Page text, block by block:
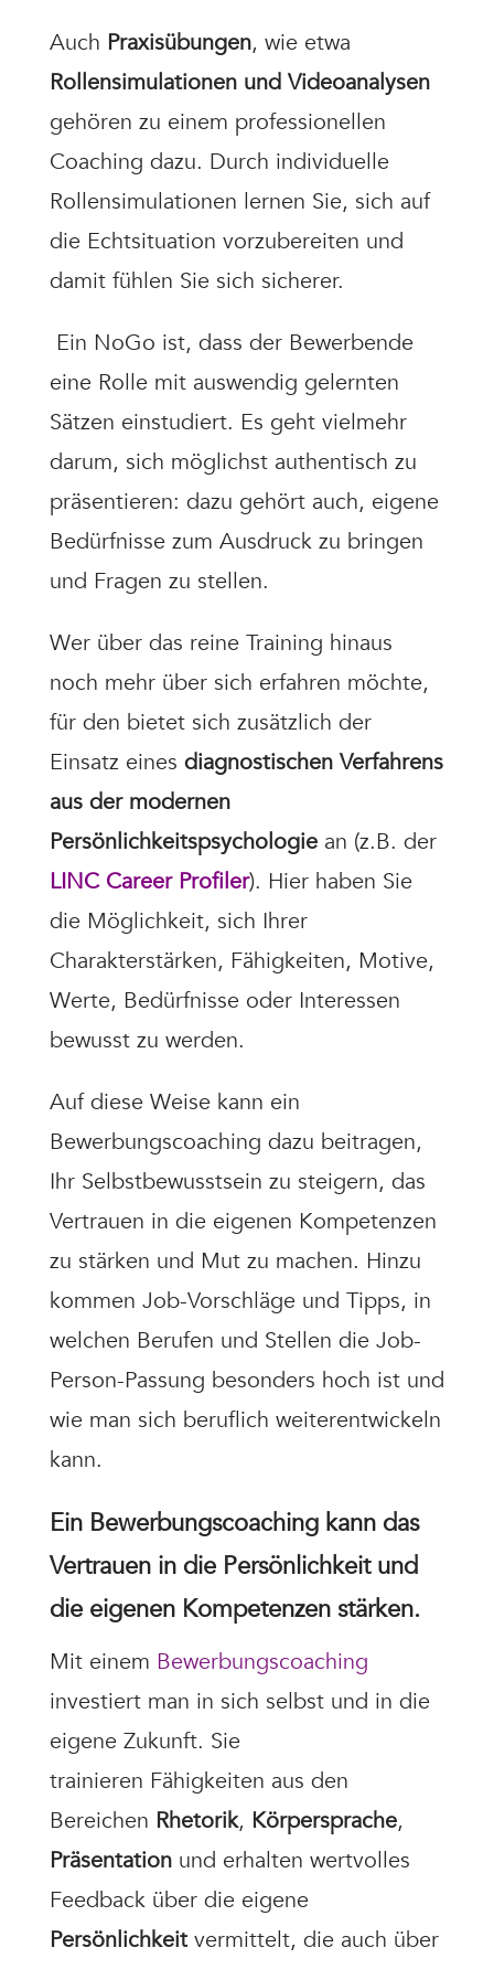
Auch Praxisübungen, wie etwa
Rollensimulationen und Videoanalysen
gehören zu einem professionellen
Coaching dazu. Durch individuelle
Rollensimulationen lernen Sie, sich auf
die Echtsituation vorzubereiten und
damit fühlen Sie sich sicherer.
Ein NoGo ist, dass der Bewerbende
eine Rolle mit auswendig gelernten
Sätzen einstudiert. Es geht vielmehr
darum, sich möglichst authentisch zu
präsentieren: dazu gehört auch, eigene
Bedürfnisse zum Ausdruck zu bringen
und Fragen zu stellen.
Wer über das reine Training hinaus
noch mehr über sich erfahren möchte,
für den bietet sich zusätzlich der
Einsatz eines diagnostischen Verfahrens
aus der modernen
Persönlichkeitspsychologiean (z.B. der
LINC Career Profiler). Hier haben Sie
die Möglichkeit, sich Ihrer
Charakterstärken, Fähigkeiten, Motive,
Werte, Bedürfnisse oder Interessen
bewusst zu werden.
Auf diese Weise kann ein
Bewerbungscoaching dazu beitragen,
Ihr Selbstbewusstsein zu steigern, das
Vertrauen in die eigenen Kompetenzen
zu stärken und Mut zu machen. Hinzu
kommen Job-Vorschläge und Tipps, in
welchen Berufen und Stellen die Job-
Person-Passung besonders hoch ist und
wie man sich beruflich weiterentwickeln
kann.
Ein Bewerbungscoaching kann das
Vertrauen in die Persönlichkeit und
die eigenen Kompetenzen stärken.
Mit einem Bewerbungscoaching
investiert man in sich selbst und in die
eigene Zukunft. Sie
trainieren Fähigkeiten aus den
Bereichen Rhetorik, Körpersprache,
Präsentationund erhalten wertvolles
Feedback über die eigene
Persönlichkeitvermittelt, die auch über